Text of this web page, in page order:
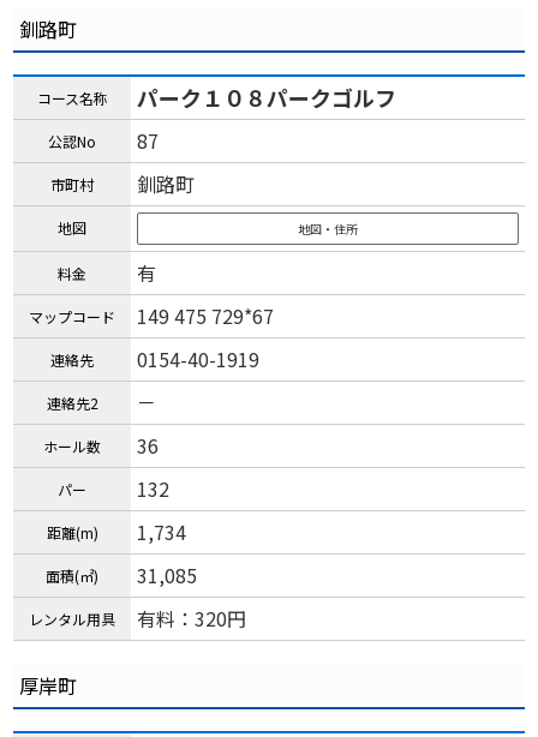
釧路町
コース名称 パーク１０８パークゴルフ
公認No 87
市町村 釧路町
地図 地図・住所
料金 有
マップコード 149 475 729*67
連絡先 0154-40-1919
連絡先2 －
ホール数 36
パー 132
距離(m) 1,734
面積(㎡) 31,085
レンタル用具 有料：320円
厚岸町